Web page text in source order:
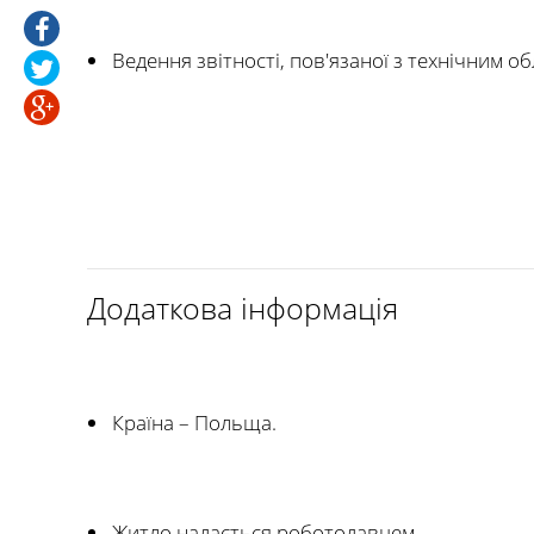
Ведення звітності, пов'язаної з технічним
Додаткова інформація
Країна – Польща.